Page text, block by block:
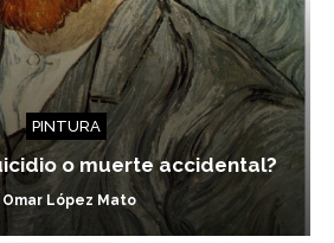
PINTURA
o muerte accidental?
Omar López Mato